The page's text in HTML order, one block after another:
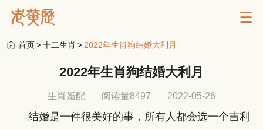
首页>十二生肖 > 2022年生肖狗结婚大利月
2022年生肖狗结婚大利月
生肖婚配 阅读量8497 2022-05-26
结婚是一件很美好的事，所有人都会选一个吉利